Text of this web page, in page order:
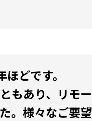
どです。
もあり、リモー
。様々なご要望